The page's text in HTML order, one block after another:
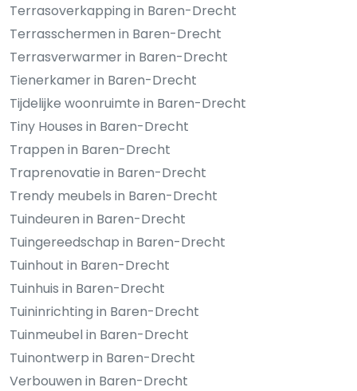
Terrasoverkapping in Baren-Drecht
Terrasschermen in Baren-Drecht
Terrasverwarmer in Baren-Drecht
Tienerkamer in Baren-Drecht
Tijdelijke woonruimte in Baren-Drecht
Tiny Houses in Baren-Drecht
Trappen in Baren-Drecht
Traprenovatie in Baren-Drecht
Trendy meubels in Baren-Drecht
Tuindeuren in Baren-Drecht
Tuingereedschap in Baren-Drecht
Tuinhout in Baren-Drecht
Tuinhuis in Baren-Drecht
Tuininrichting in Baren-Drecht
Tuinmeubel in Baren-Drecht
Tuinontwerp in Baren-Drecht
Verbouwen in Baren-Drecht